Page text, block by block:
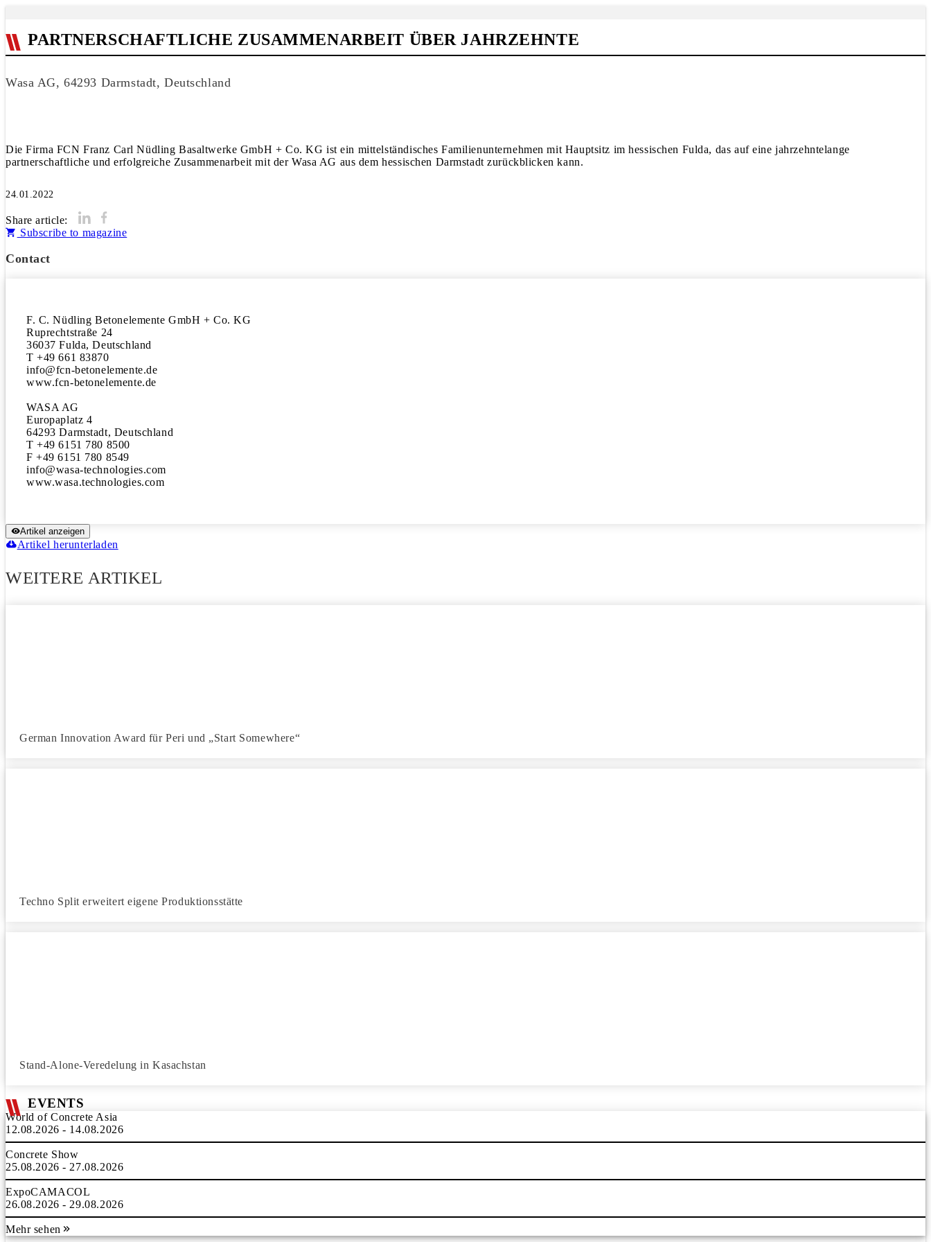
PARTNERSCHAFTLICHE ZUSAMMENARBEIT ÜBER JAHRZEHNTE
Wasa AG, 64293 Darmstadt, Deutschland
Die Firma FCN Franz Carl Nüdling Basaltwerke GmbH + Co. KG ist ein mittelständisches Familienunternehmen mit Hauptsitz im hessischen Fulda, das auf eine jahrzehntelange
24.01.2022
Share article:
Subscribe to magazine
Contact
F. C. Nüdling Betonelemente GmbH + Co. KG
Ruprechtstraße 24
36037 Fulda, Deutschland
T +49 661 83870
info@fcn-betonelemente.de
www.fcn-betonelemente.de
WASA AG
Europaplatz 4
64293 Darmstadt, Deutschland
T +49 6151 780 8500
F +49 6151 780 8549
info@wasa-technologies.com
www.wasa.technologies.com
Artikel anzeigen
Artikel herunterladen
WEITERE ARTIKEL
German Innovation Award für Peri und „Start Somewhere“
Techno Split erweitert eigene Produktionsstätte
Stand-Alone-Veredelung in Kasachstan
EVENTS
World of Concrete Asia
12.08.2026 - 14.08.2026
Concrete Show
25.08.2026 - 27.08.2026
ExpoCAMACOL
26.08.2026 - 29.08.2026
Mehr sehen